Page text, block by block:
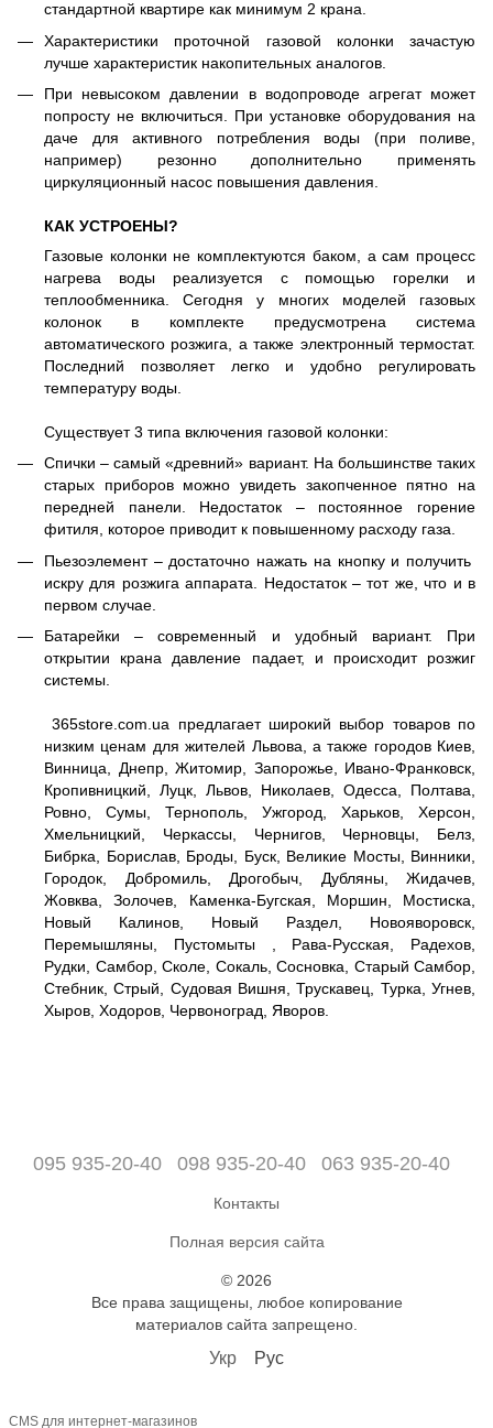
стандартной квартире как минимум 2 крана.
Характеристики проточной газовой колонки зачастую
лучше характеристик накопительных аналогов.
При невысоком давлении в водопроводе агрегат может
попросту не включиться. При установке оборудования на
даче для активного потребления воды (при поливе,
например) резонно дополнительно применять
циркуляционный насос повышения давления.
КАК УСТРОЕНЫ?
Газовые колонки не комплектуются баком, а сам процесс
нагрева воды реализуется с помощью горелки и
теплообменника. Сегодня у многих моделей газовых
колонок в комплекте предусмотрена система
автоматического розжига, а также электронный термостат.
Последний позволяет легко и удобно регулировать
температуру воды.
Существует 3 типа включения газовой колонки:
Спички – самый «древний» вариант. На большинстве таких
старых приборов можно увидеть закопченное пятно на
передней панели. Недостаток – постоянное горение
фитиля, которое приводит к повышенному расходу газа.
Пьезоэлемент – достаточно нажать на кнопку и получить
искру для розжига аппарата. Недостаток – тот же, что и в
первом случае.
Батарейки – современный и удобный вариант. При
открытии крана давление падает, и происходит розжиг
системы.
365store.com.ua предлагает широкий выбор товаров по
низким ценам для жителей Львова, а также городов Киев,
Винница, Днепр, Житомир, Запорожье, Ивано-Франковск,
Кропивницкий, Луцк, Львов, Николаев, Одесса, Полтава,
Ровно, Сумы, Тернополь, Ужгород, Харьков, Херсон,
Хмельницкий, Черкассы, Чернигов, Черновцы, Белз,
Бибрка, Борислав, Броды, Буск, Великие Мосты, Винники,
Городок, Добромиль, Дрогобыч, Дубляны, Жидачев,
Жовква, Золочев, Каменка-Бугская, Моршин, Мостиска,
Новый Калинов, Новый Раздел, Новояворовск,
Перемышляны, Пустомыты , Рава-Русская, Радехов,
Рудки, Самбор, Сколе, Сокаль, Сосновка, Старый Самбор,
Стебник, Стрый, Судовая Вишня, Трускавец, Турка, Угнев,
Хыров, Ходоров, Червоноград, Яворов.
095 935-20-40 098 935-20-40 063 935-20-40
Контакты
Полная версия сайта
© 2026
Все права защищены, любое копирование
материалов сайта запрещено.
Укр Рус
CMS для интернет-магазинов